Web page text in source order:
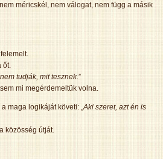
méricskél, nem válogat, nem függ a másik
őt.
tudják, mit tesznek.”
mi megérdemeltük volna.
maga logikáját követi: „Aki szeret, azt én is
közösség útját.